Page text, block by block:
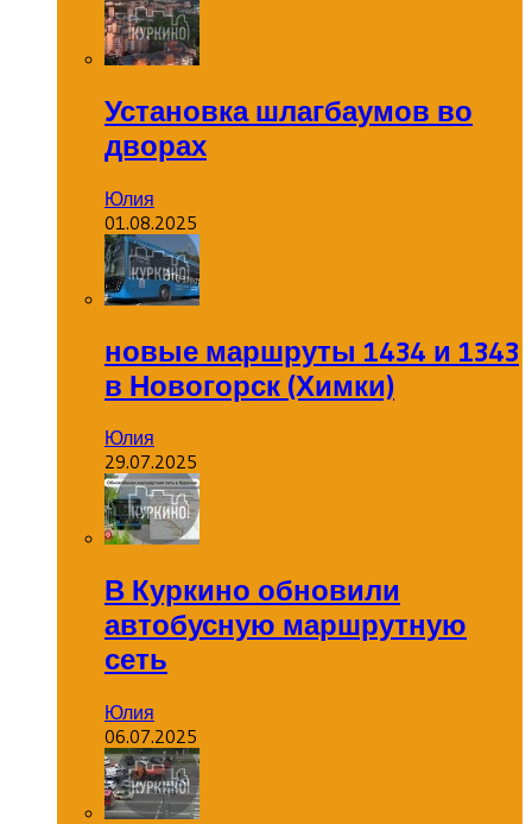
Установка шлагбаумов во
дворах
Юлия
01.08.2025
новые маршруты 1434 и 1343
в Новогорск (Химки)
Юлия
29.07.2025
В Куркино обновили
автобусную маршрутную
сеть
Юлия
06.07.2025